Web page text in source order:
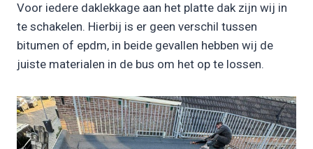
Voor iedere daklekkage aan het platte dak zijn wij in
te schakelen. Hierbij is er geen verschil tussen
bitumen of epdm, in beide gevallen hebben wij de
juiste materialen in de bus om het op te lossen.